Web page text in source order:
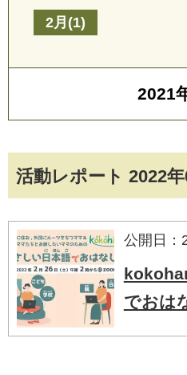
活動レポート 2022年
公開日：
でおは
2月(1)
2021